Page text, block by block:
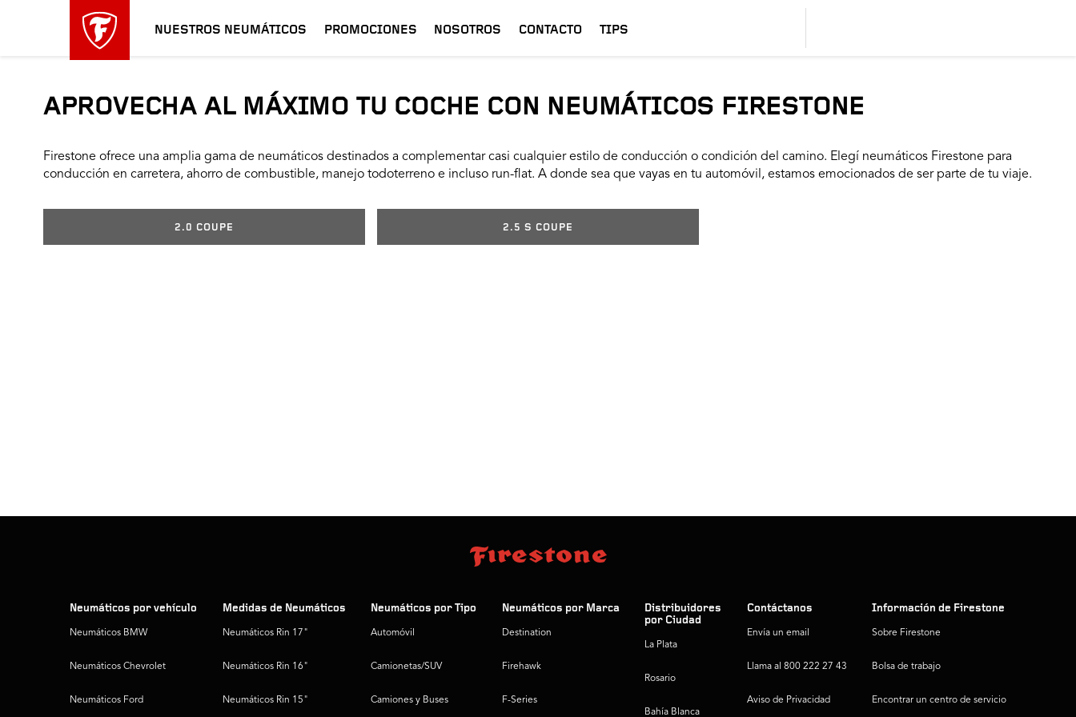
NUESTROS NEUMÁTICOS PROMOCIONES NOSOTROS CONTACTO TIPS
APROVECHA AL MÁXIMO TU COCHE CON NEUMÁTICOS FIRESTONE
Firestone ofrece una amplia gama de neumáticos destinados a complementar casi cualquier estilo de conducción o condición del camino. Elegí neumáticos Firestone para
conducción en carretera, ahorro de combustible, manejo todoterreno e incluso run-flat. A donde sea que vayas en tu automóvil, estamos emocionados de ser parte de tu viaje.
2.0 COUPE 2.5 S COUPE
Neumáticos por vehículo
Neumáticos BMW
Neumáticos Chevrolet
Neumáticos Ford
Medidas de Neumáticos
Neumáticos Rin 17"
Neumáticos Rin 16"
Neumáticos Rin 15"
Neumáticos por Tipo
Automóvil
Camionetas/SUV
Camiones y Buses
Neumáticos por Marca
Destination
Firehawk
F-Series
Distribuidores
por Ciudad
La Plata
Rosario
Bahía Blanca
Contáctanos
Envía un email
Llama al 800 222 27 43
Aviso de Privacidad
Información de Firestone
Sobre Firestone
Bolsa de trabajo
Encontrar un centro de servicio